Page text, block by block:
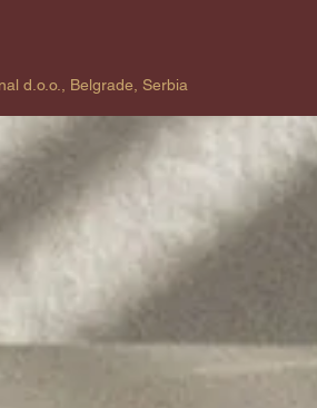
d.o.o., Belgrade, Serbia